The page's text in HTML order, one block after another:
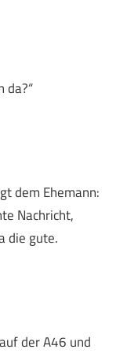
da?“
dem Ehemann:
Nachricht,
die gute.
der A46 und